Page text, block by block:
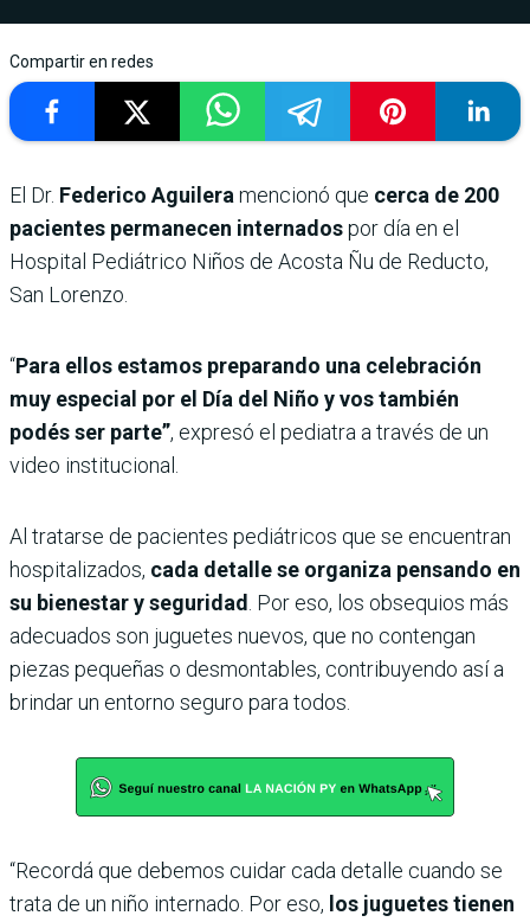
Compartir en redes
El Dr. Federico Aguilera mencionó que cerca de 200
pacientes permanecen internadospor día en el
Hospital Pediátrico Niños de Acosta Ñu de Reducto,
San Lorenzo.
“Para ellos estamos preparando una celebración
muy especial por el Día del Niño y vos también
podés ser parte”, expresó el pediatra a través de un
video institucional.
Al tratarse de pacientes pediátricos que se encuentran
hospitalizados, cada detalle se organiza pensando en
su bienestar y seguridad . Por eso, los obsequios más
adecuados son juguetes nuevos, que no contengan
piezas pequeñas o desmontables, contribuyendo así a
brindar un entorno seguro para todos.
“Recordá que debemos cuidar cada detalle cuando se
trata de un niño internado. Por eso, los juguetes tienen